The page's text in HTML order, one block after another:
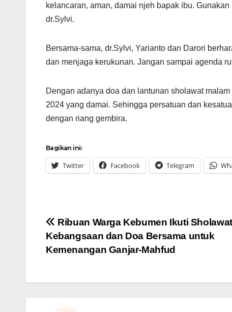
kelancaran, aman, damai njeh bapak ibu.
dr.Sylvi.
Bersama-sama, dr.Sylvi, Yarianto dan Darori
dan menjaga kerukunan. Jangan sampai agenda
Dengan adanya doa dan lantunan sholawat
2024 yang damai. Sehingga persatuan dan
dengan riang gembira.
Bagikan ini:
Twitter Facebook Telegram
Navigasi
pos
Ribuan Warga Kebumen Ikuti Sholawat
Kebangsaan dan Doa Bersama untuk
Kemenangan Ganjar-Mahfud